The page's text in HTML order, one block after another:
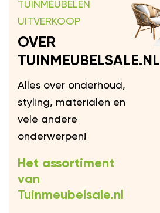
TUINMEUBELEN
UITVERKOOP
OVER
TUINMEUBELSALE.NL
Alles over onderhoud,
styling, materialen en
vele andere
onderwerpen!
Het assortiment
van
Tuinmeubelsale.nl